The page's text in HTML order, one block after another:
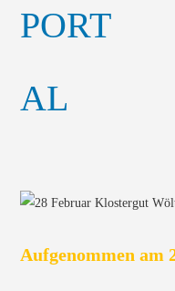
Aufgenommen am